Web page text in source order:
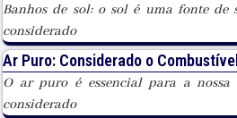
Banhos de sol: o sol é uma fonte de
considerado
Ar Puro: Considerado o
O ar puro é essencial para a nossa
considerado